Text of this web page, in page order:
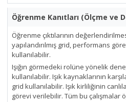
Öğrenme Kanıtları (Ölçme ve
Öğrenme çıktılarının
yapılandırılmış grid, performans
kullanılabilir.
Işığın görmedeki rolüne yönelik
kullanılabilir. Işık kaynaklarının
grid kullanılabilir. Işık kirliliğinin
görevi verilebilir. Tüm bu çalışmalar